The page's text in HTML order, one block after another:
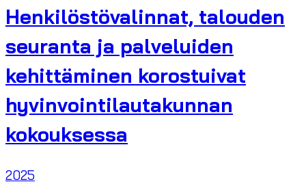
Henkilöstövalinnat, talouden
seuranta ja palveluiden
kehittäminen korostuivat
hyvinvointilautakunnan
kokouksessa
2025